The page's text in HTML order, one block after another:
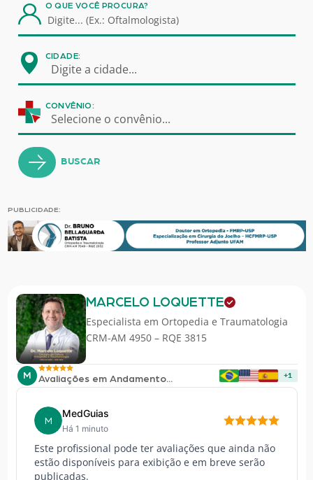
O QUE VOCÊ PROCURA?
CIDADE:
Digite a cidade...
CONVÊNIO:
Selecione o convênio...
BUSCAR
PUBLICIDADE:
MARCELO LOQUETTE
Especialista em Ortopedia e Traumatologia
CRM-AM 4950 – RQE 3815
M Avaliações em Andamento... +1
M
MedGuias
Há 1 minuto
Este profissional pode ter avaliações que ainda não
estão disponíveis para exibição e em breve serão
publicadas.